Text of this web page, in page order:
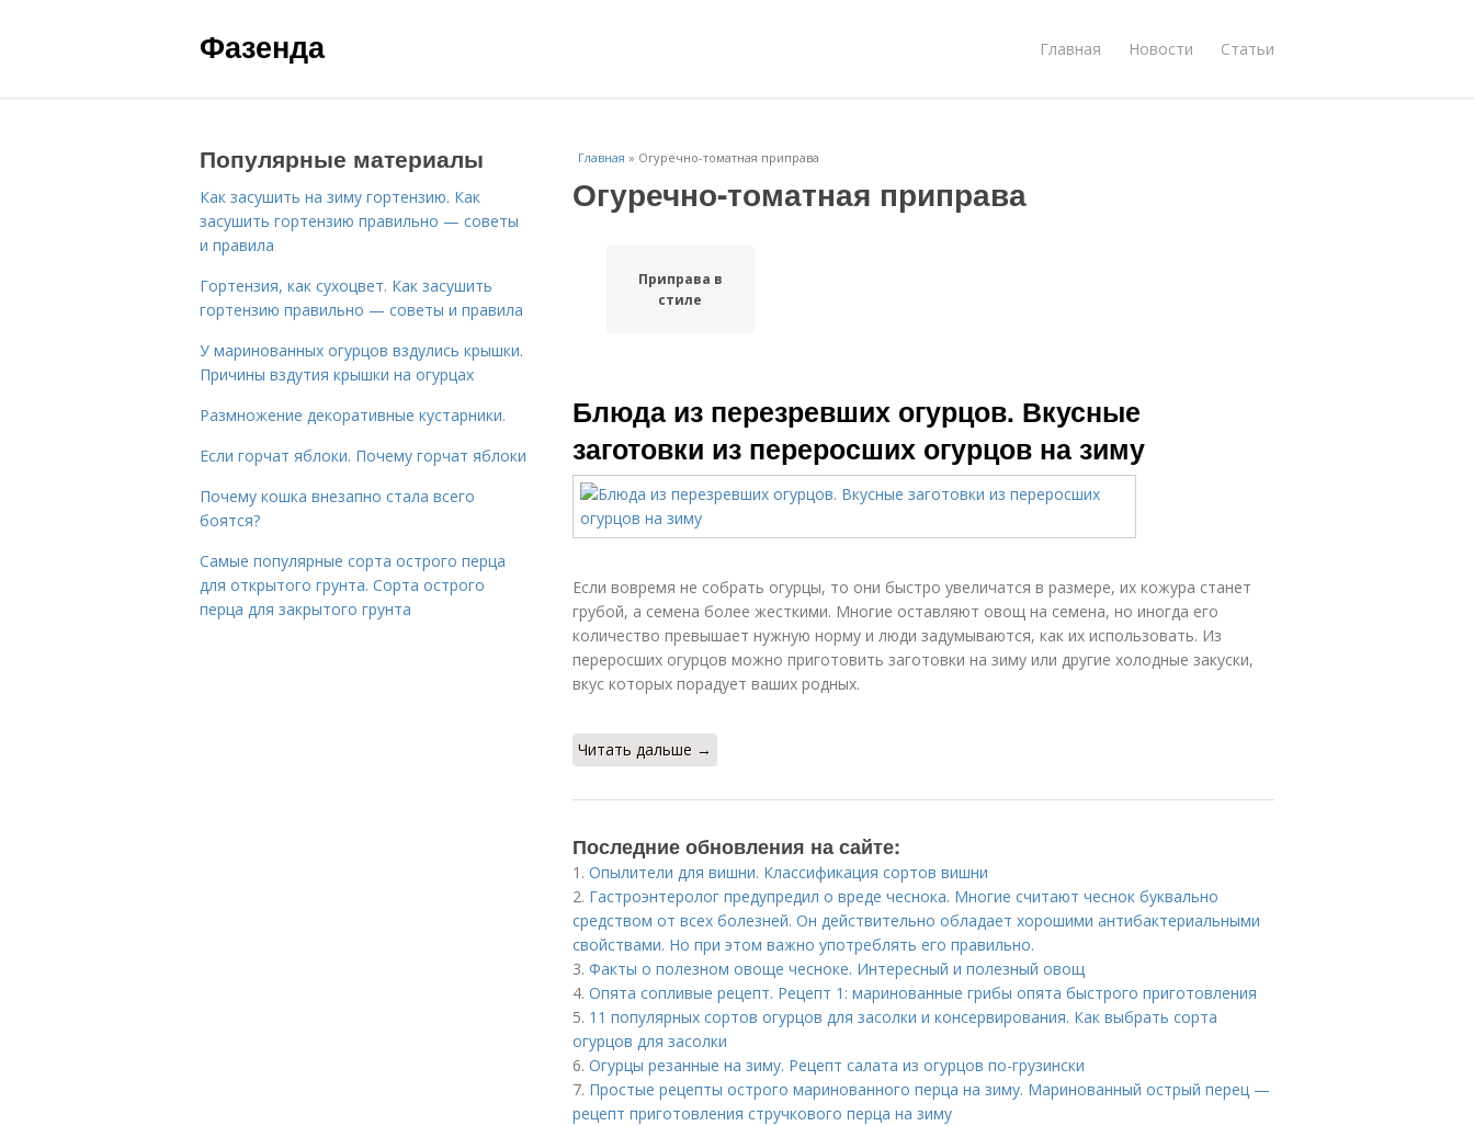
Фазенда Главная Новости Статьи
Главная » Огуречно-томатная приправа
Огуречно-томатная приправа
Приправа в
стиле
Блюда из перезревших огурцов. Вкусные
заготовки из переросших огурцов на зиму
Если вовремя не собрать огурцы, то они быстро увеличатся в размере, их кожура станет
грубой, а семена более жесткими. Многие оставляют овощ на семена, но иногда его
количество превышает нужную норму и люди задумываются, как их использовать. Из
переросших огурцов можно приготовить заготовки на зиму или другие холодные закуски,
вкус которых порадует ваших родных.
Читать дальше →
Последние обновления на сайте:
1. Опылители для вишни. Классификация сортов вишни
2. Гастроэнтеролог предупредил о вреде чеснока. Многие считают чеснок буквально
средством от всех болезней. Он действительно обладает хорошими антибактериальными
свойствами. Но при этом важно употреблять его правильно.
3. Факты о полезном овоще чесноке. Интересный и полезный овощ
4. Опята сопливые рецепт. Рецепт 1: маринованные грибы опята быстрого приготовления
5. 11 популярных сортов огурцов для засолки и консервирования. Как выбрать сорта
огурцов для засолки
6. Огурцы резанные на зиму. Рецепт салата из огурцов по-грузински
7. Простые рецепты острого маринованного перца на зиму. Маринованный острый перец —
рецепт приготовления стручкового перца на зиму
Популярные материалы
Как засушить на зиму гортензию. Как
засушить гортензию правильно — советы
и правила
Гортензия, как сухоцвет. Как засушить
гортензию правильно — советы и правила
У маринованных огурцов вздулись крышки.
Причины вздутия крышки на огурцах
Размножение декоративные кустарники.
Если горчат яблоки. Почему горчат яблоки
Почему кошка внезапно стала всего
боятся?
Самые популярные сорта острого перца
для открытого грунта. Сорта острого
перца для закрытого грунта